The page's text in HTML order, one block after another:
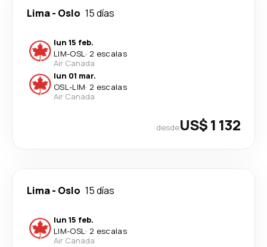
Lima- Oslo 15 días
lun 15 feb.
LIM-OSL· 2 escalas
Air Canada
lun 01 mar.
OSL-LIM· 2 escalas
Air Canada
desdeUS$ 1 132
Lima- Oslo 15 días
lun 15 feb.
LIM-OSL· 2 escalas
Air Canada